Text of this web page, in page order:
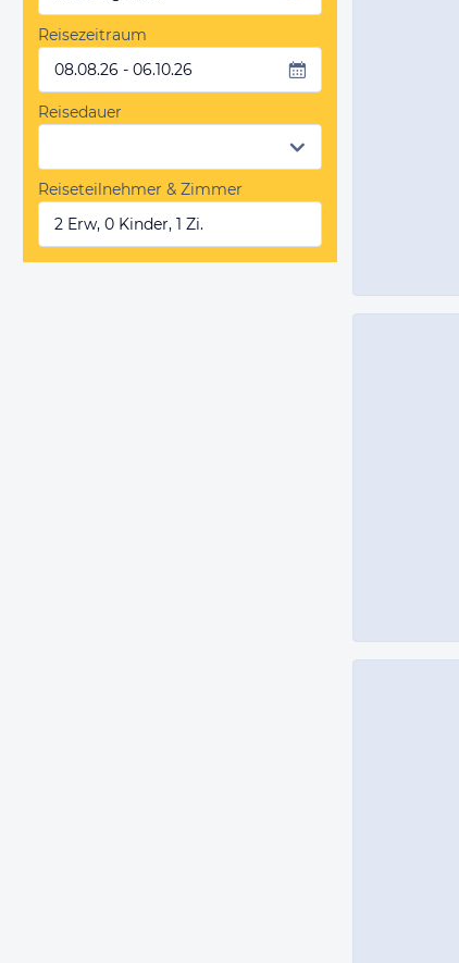
Reisezeitraum
08.08.26 - 06.10.26
Reisedauer
Reiseteilnehmer & Zimmer
2 Erw, 0 Kinder, 1 Zi.